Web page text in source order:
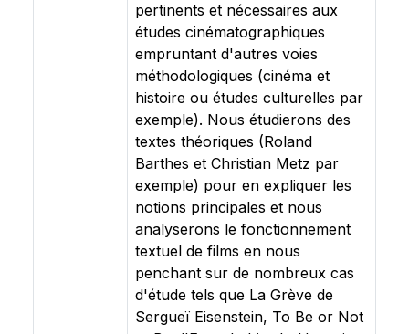
pertinents et nécessaires aux
études cinématographiques
empruntant d'autres voies
méthodologiques (cinéma et
histoire ou études culturelles par
exemple). Nous étudierons des
textes théoriques (Roland
Barthes et Christian Metz par
exemple) pour en expliquer les
notions principales et nous
analyserons le fonctionnement
textuel de films en nous
penchant sur de nombreux cas
d'étude tels que La Grève de
Sergueï Eisenstein, To Be or Not